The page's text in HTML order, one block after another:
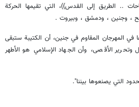
.. الطريق إلى القدس))، التي تقيمها الحركة
، وجنين ، ودمشق ، وبيروت .
المهرجان المقاوم في جنين، أن الكتيبة ستبقى
الأقصى، وأن الجهاد الإسلامي هو الأطهر
التي يصنعوها بيننا".